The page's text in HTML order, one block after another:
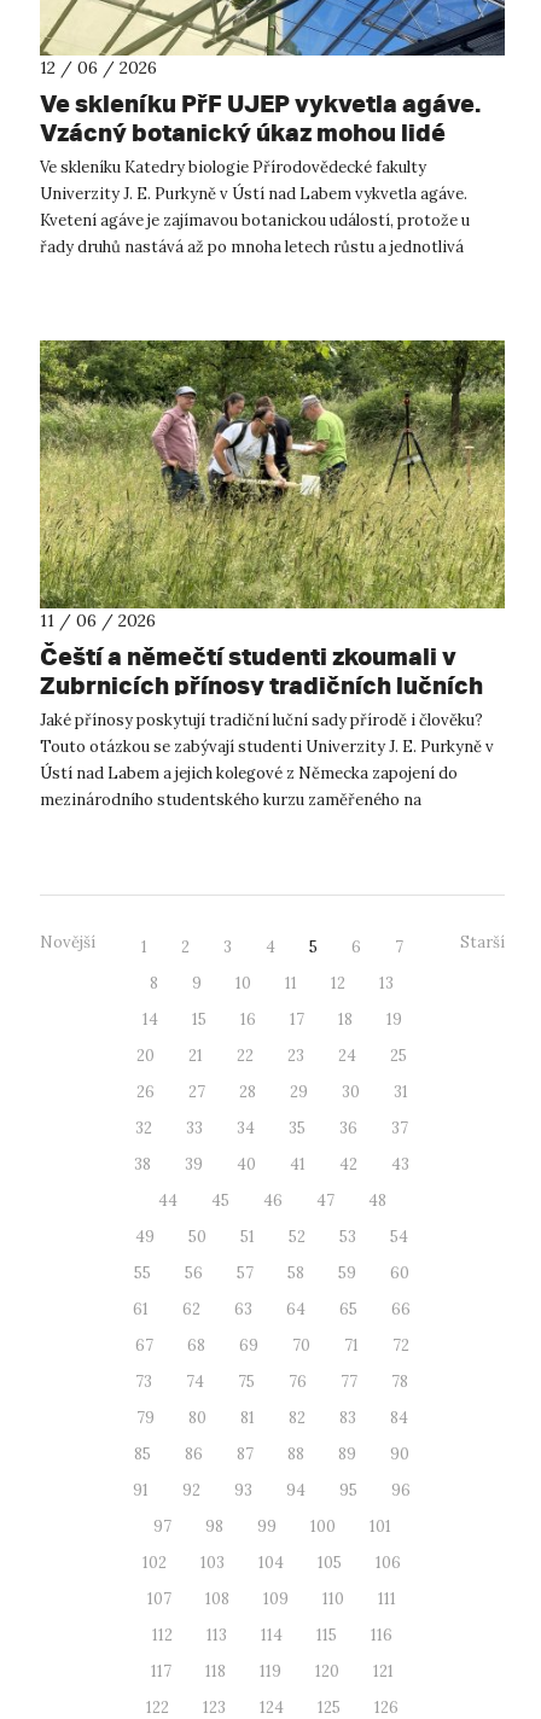
12 / 06 / 2026
Ve skleníku PřF UJEP vykvetla agáve.
Vzácný botanický úkaz mohou lidé
spatřit během výstavy kaktusů a
sukulentů
Ve skleníku Katedry biologie Přírodovědecké fakulty
Univerzity J. E. Purkyně v Ústí nad Labem vykvetla agáve.
Kvetení agáve je zajímavou botanickou událostí, protože u
řady druhů nastává až po mnoha letech růstu a jednotlivá
11 / 06 / 2026
Čeští a němečtí studenti zkoumali v
Zubrnicích přínosy tradičních lučních
sadů
Jaké přínosy poskytují tradiční luční sady přírodě i člověku?
Touto otázkou se zabývají studenti Univerzity J. E. Purkyně v
Ústí nad Labem a jejich kolegové z Německa zapojení do
mezinárodního studentského kurzu zaměřeného na
Novější 1 2 3 4 5 6
7
8
9 10 11 12
13
14
15 16 17 18
19
20
21 22 23 24
25
26
27 28 29 30
31
32
33 34 35 36
37
38
39 40 41 42
43
44
45 46 47
48
49
50 51 52 53
54
55
56 57 58 59
60
61
62 63 64 65
66
67
68 69 70 71
72
73
74 75 76 77
78
79
80 81 82 83
84
85
86 87 88 89
90
91
92 93 94 95
96
97
98 99 100
101
102
103 104 105
106
107
108 109 110
111
112
113 114 115
116
117
118 119 120
121
122
123 124 125
126
Starší